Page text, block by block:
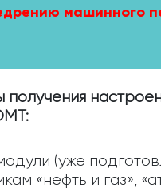
машинного
получения
(уже
«нефть и газ»,